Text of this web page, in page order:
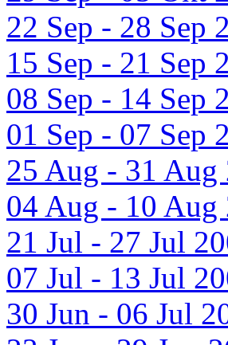
22 Sep - 28 Sep
15 Sep - 21 Sep
08 Sep - 14 Sep
01 Sep - 07 Sep
25 Aug - 31 Aug
04 Aug - 10 Aug
21 Jul - 27 Jul
07 Jul - 13 Jul
30 Jun - 06 Jul